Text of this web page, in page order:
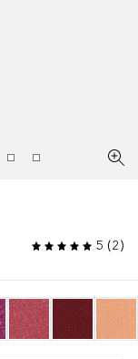
5 (2)